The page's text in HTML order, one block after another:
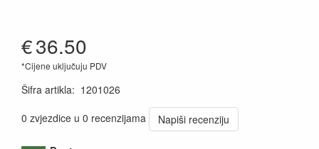
€36.50
*Cijene uključuju PDV
Šifra artikla: 1201026
0 zvjezdice u 0 recenzijama
Napiši recenziju